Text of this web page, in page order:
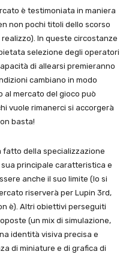
è testimoniata in maniera
non pochi titoli dello scorso
In queste circostanze
selezione degli operatori
di allearsi premieranno
cambiano in modo
al mercato del gioco può
vuole rimanerci si accorgerà
basta!
fatto della specializzazione
principale caratteristica e
anche il suo limite (lo si
riserverà per Lupin 3rd,
è). Altri obiettivi perseguiti
(un mix di simulazione,
identità visiva precisa e
di miniature e di grafica di